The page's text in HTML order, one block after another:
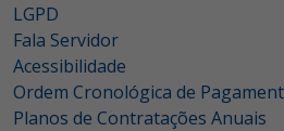
LGPD
Fala Servidor
Acessibilidade
Ordem Cronológica de
Planos de Contratações Anuais